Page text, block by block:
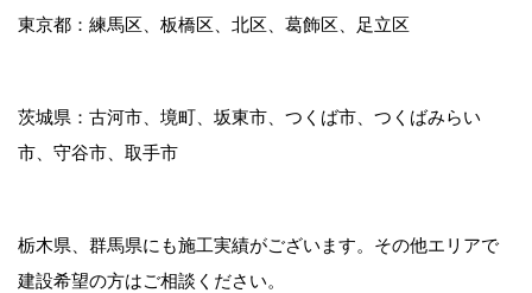
東京都：練馬区、板橋区、北区、葛飾区、足立区
茨城県：古河市、境町、坂東市、つくば市、つくばみらい
市、守谷市、取手市
栃木県、群馬県にも施工実績がございます。その他エリアで
建設希望の方はご相談ください。